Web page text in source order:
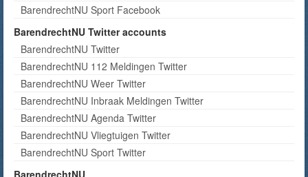
BarendrechtNU Sport Facebook
BarendrechtNU Twitter accounts
BarendrechtNU Twitter
BarendrechtNU 112 Meldingen Twitter
BarendrechtNU Weer Twitter
BarendrechtNU Inbraak Meldingen Twitter
BarendrechtNU Agenda Twitter
BarendrechtNU Vliegtuigen Twitter
BarendrechtNU Sport Twitter
BarendrechtNU